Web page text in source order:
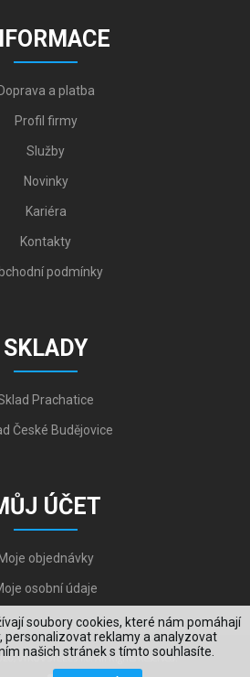
soubory cookies, které nám pomáhají
personalizovat reklamy a analyzovat
našich stránek s tímto souhlasíte.
Doprava a platba
Profil firmy
Služby
Novinky
Kariéra
Kontakty
podmínky
SKLADY
Prachatice
České Budějovice
ÚČET
Moje objednávky
osobní údaje
VYKOV STEEL s.r.o. All Rights Reserved.